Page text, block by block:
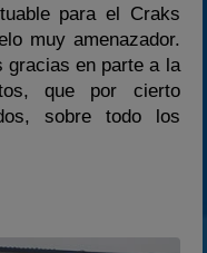
para el Craks
muy amenazador.
en parte a la
que por cierto
sobre todo los